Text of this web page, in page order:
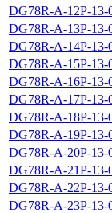
DG78R-A-12P-13-
DG78R-A-13P-13-
DG78R-A-14P-
DG78R-A-15P-
DG78R-A-16P-
DG78R-A-17P-
DG78R-A-18P-
DG78R-A-19P-
DG78R-A-20P-
DG78R-A-21P-
DG78R-A-22P-
DG78R-A-23P-